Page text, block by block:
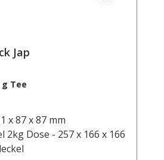
Jap
Tee
x 87 x 87 mm
2kg Dose - 257 x 166 x 166